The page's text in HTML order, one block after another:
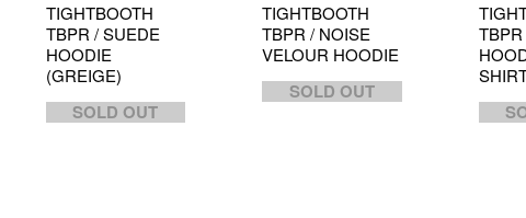
TIGHTBOOTH
TBPR / SUEDE
HOODIE
(GREIGE)
SOLD OUT
TIGHTBOOTH
TBPR / NOISE
VELOUR HOODIE
SOLD OUT